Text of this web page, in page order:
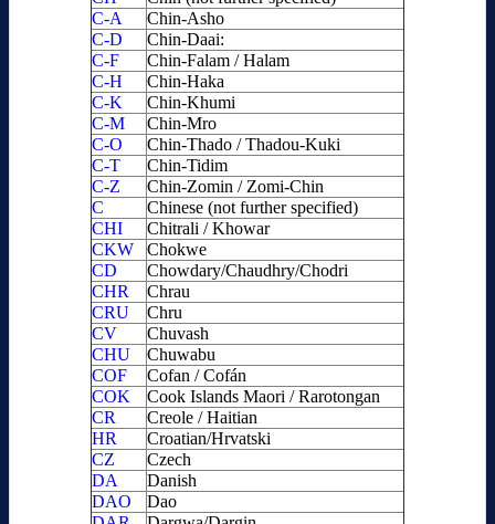
C-A
Chin-Asho
C-D
Chin-Daai:
C-F
Chin-Falam / Halam
C-H
Chin-Haka
C-K
Chin-Khumi
C-M
Chin-Mro
C-O
Chin-Thado / Thadou-Kuki
C-T
Chin-Tidim
C-Z
Chin-Zomin / Zomi-Chin
C
Chinese (not further specified)
CHI
Chitrali / Khowar
CKW
Chokwe
CD
Chowdary/Chaudhry/Chodri
CHR
Chrau
CRU
Chru
CV
Chuvash
CHU
Chuwabu
COF
Cofan / Cofán
COK
Cook Islands Maori / Rarotongan
CR
Creole / Haitian
HR
Croatian/Hrvatski
CZ
Czech
DA
Danish
DAO
Dao